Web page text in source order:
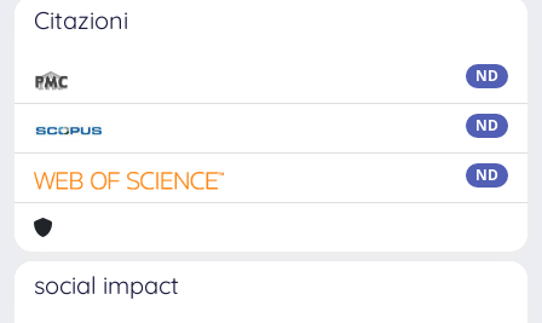
Citazioni
ND
ND
ND
social impact